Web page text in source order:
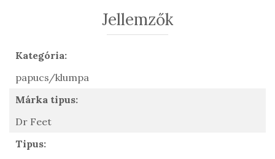
Jellemzők
Kategória:
papucs/klumpa
Márka tipus:
Dr Feet
Tipus: